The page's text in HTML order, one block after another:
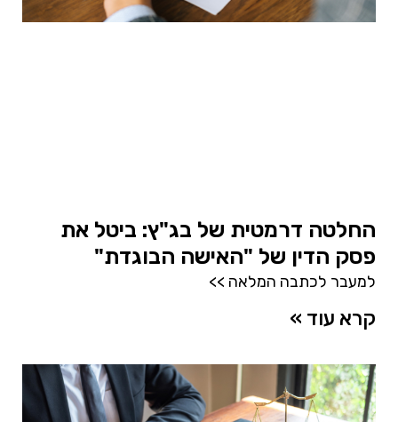
החלטה דרמטית של בג"ץ: ביטל את
פסק הדין של "האישה הבוגדת"
למעבר לכתבה המלאה >>
קרא עוד »